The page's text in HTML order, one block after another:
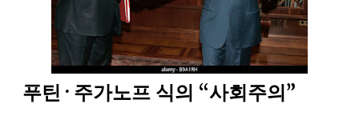
푸틴 · 주가노프 식의 “사회주의”